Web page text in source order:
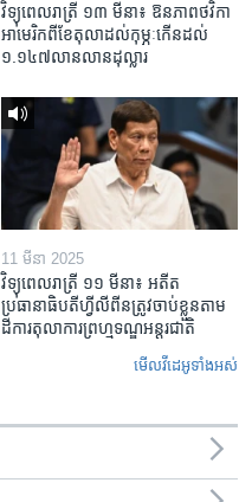
វិទ្យុពេលរាត្រី ១៣ មីនា៖ ឱនភាព​ថវិកា​
អាមេរិក​ពី​ខែ​តុលា​ដល់​កុម្ភៈ​កើន​ដល់​
១.១៤៧​លានលាន​ដុល្លារ
11 មីនា 2025
វិទ្យុពេលរាត្រី ១១ មីនា៖ អតីត​
ប្រធានាធិបតីហ្វីលីពីន​ត្រូវ​ចាប់ខ្លួនតាម
ដីការ​តុលាការ​ព្រហ្មទណ្ឌ​អន្តរជាតិ
មើល​វីដេអូ​ទាំង​អស់